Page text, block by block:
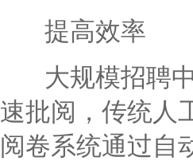
提高效率
大规模招聘中
速批阅，传统人
阅卷系统通过自